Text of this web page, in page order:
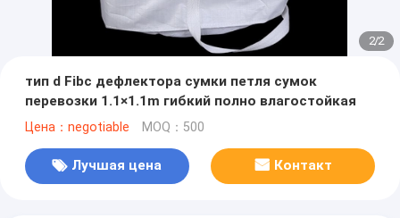
2/2
тип d Fibc дефлектора сумки петля сумок
перевозки 1.1×1.1m гибкий полно влагостойкая
Цена：negotiable MOQ：500
Лучшая цена Контакт